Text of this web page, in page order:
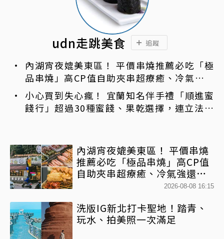
udn走跳美食 追蹤
內湖宵夜媲美東區！ 平價串燒推薦必吃「極
品串燒」高CP值自助夾串超療癒、冷氣強還
不限時內用
小心買到失心瘋！ 宜蘭知名伴手禮「順進蜜
餞行」超過30種蜜餞、果乾選擇，連立法院
內湖宵夜媲美東區！ 平價串燒
推薦必吃「極品串燒」高CP值
自助夾串超療癒、冷氣強還不
2026-08-08 16:15
洗版IG新北打卡聖地！踏青、
玩水、拍美照一次滿足